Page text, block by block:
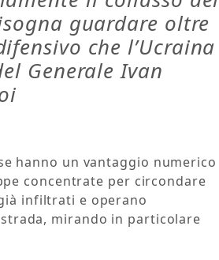
guardare oltre
che l’Ucraina
Generale Ivan
hanno un vantaggio numerico
concentrate per circondare
infiltrati e operano
mirando in particolare